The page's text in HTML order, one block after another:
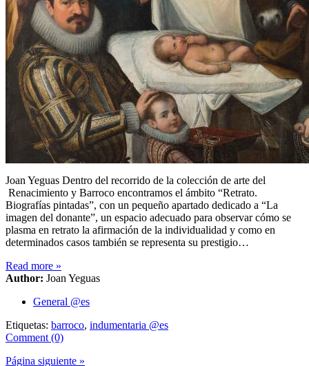
Joan Yeguas Dentro del recorrido de la colección de arte del
Renacimiento y Barroco encontramos el ámbito “Retrato.
Biografías pintadas”, con un pequeño apartado dedicado a “La
imagen del donante”, un espacio adecuado para observar cómo se
plasma en retrato la afirmación de la individualidad y como en
determinados casos también se representa su prestigio…
Read more »
Author: Joan Yeguas
General @es
Etiquetas: barroco, indumentaria @es
Comment (0)
Página siguiente »